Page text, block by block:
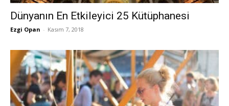
Dünyanın En Etkileyici 25 Kütüphanesi
Ezgi Opan - Kasım 7, 2018